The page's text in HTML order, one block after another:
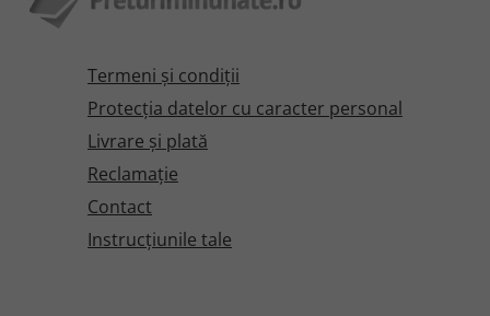
Termeni şi condiţii
Protecţia datelor cu caracter personal
Livrare și plată
Reclamaţie
Contact
Instrucțiunile tale